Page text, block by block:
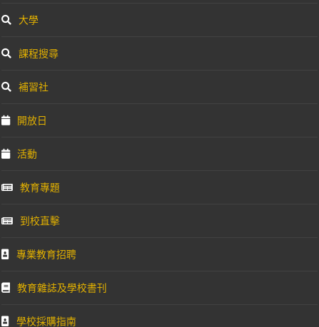
大學
課程搜尋
補習社
開放日
活動
教育專題
到校直擊
專業教育招聘
教育雜誌及學校書刊
學校採購指南